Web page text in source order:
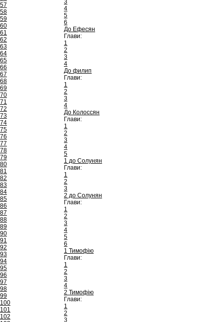
57
58
59
60
61
62
63
64
65
66
67
68
69
70
71
72
73
74
75
76
77
78
79
80
81
82
83
84
85
86
87
88
89
90
91
92
93
94
95
96
97
98
99
100
101
102
3
4
5
6
До Ефесян
Глави:
1
2
3
4
До филип
Глави:
1
2
3
4
До Колоссян
Глави:
1
2
3
4
5
1 до Солунян
Глави:
1
2
3
2 до Солунян
Глави:
1
2
3
4
5
6
1 Тимофію
Глави:
1
2
3
4
2 Тимофію
Глави:
1
2
3